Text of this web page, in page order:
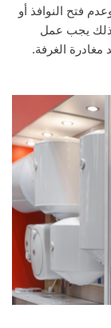
فتح النوافذ أو
كذلك يجب عمل
مغادرة الغرفة.